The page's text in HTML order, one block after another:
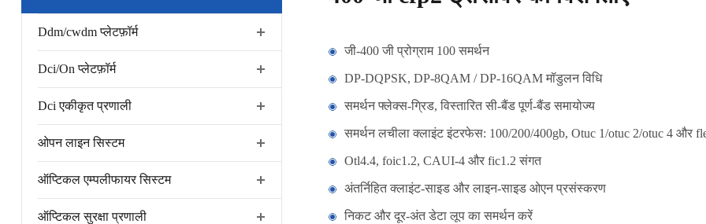
Ddm/cwdm प्लेटफ़ॉर्म
Dci/On प्लेटफ़ॉर्म
Dci एकीकृत प्रणाली
ओपन लाइन सिस्टम
ऑप्टिकल एम्पलीफायर सिस्टम
ऑप्टिकल सुरक्षा प्रणाली
जी-400 जी प्रोग्राम 100 समर्थन
DP-DQPSK, DP-8QAM / DP-16QAM मॉडुलन विधि
समर्थन फ्लेक्स-ग्रिड, विस्तारित सी-बैंड पूर्ण-बैंड समायोज्य
समर्थन लचीला क्लाइंट इंटरफेस: 100/200/400gb, Otuc 1/otuc 2/otuc 4 और
Otl4.4, foic1.2, CAUI-4 और fic1.2 संगत
अंतर्निहित क्लाइंट-साइड और लाइन-साइड ओएन प्रसंस्करण
निकट और दूर-अंत डेटा लूप का समर्थन करें